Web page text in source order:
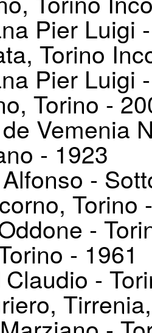
Pier Luigi
Torino
Pier Luigi
Torino -
Vemenia
- 1923
-
Torino
-
- 1961
-